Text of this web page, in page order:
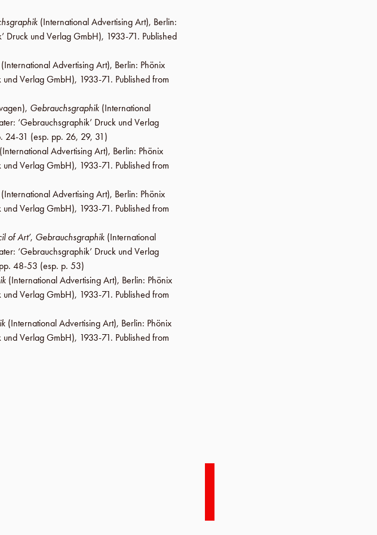
(International Advertising Art), Berlin:
Druck und Verlag GmbH), 1933-71. Published
(International Advertising Art), Berlin: Phönix
und Verlag GmbH), 1933-71. Published from
), Gebrauchsgraphik (International
‘Gebrauchsgraphik’ Druck und Verlag
24-31 (esp. pp. 26, 29, 31)
(International Advertising Art), Berlin: Phönix
und Verlag GmbH), 1933-71. Published from
(International Advertising Art), Berlin: Phönix
und Verlag GmbH), 1933-71. Published from
of Art’, Gebrauchsgraphik (International
‘Gebrauchsgraphik’ Druck und Verlag
pp. 48-53 (esp. p. 53)
(International Advertising Art), Berlin: Phönix
und Verlag GmbH), 1933-71. Published from
(International Advertising Art), Berlin: Phönix
und Verlag GmbH), 1933-71. Published from